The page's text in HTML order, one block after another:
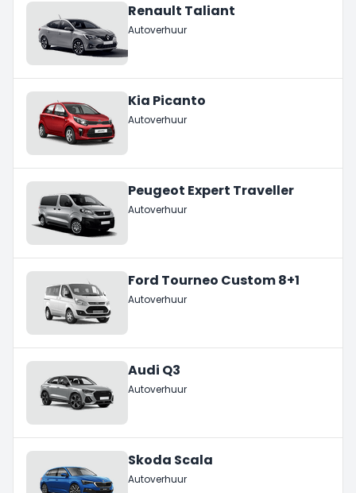
Renault Taliant
Autoverhuur
Kia Picanto
Autoverhuur
Peugeot Expert Traveller
Autoverhuur
Ford Tourneo Custom 8+1
Autoverhuur
Audi Q3
Autoverhuur
Skoda Scala
Autoverhuur